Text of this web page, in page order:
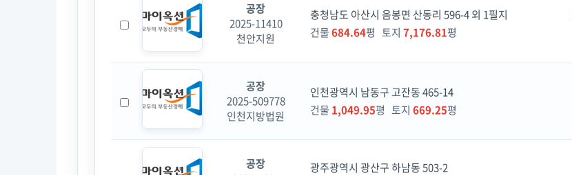
공장
2025-11410
천안지원
충청남도 아산시 음봉면 산동리 596-4 외 1필지
건물684.64평 토지 7,176.81평
공장
2025-509778
인천지방법원
인천광역시 남동구 고잔동 465-14
건물 1,049.95평 토지 669.25평
공장
광주광역시 광산구 하남동 503-2